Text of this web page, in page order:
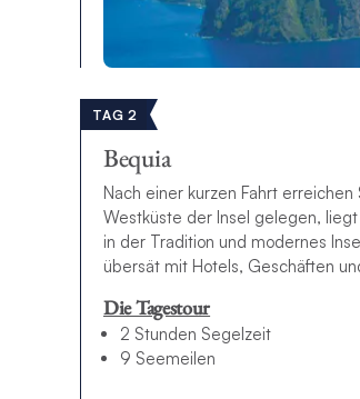
TAG 2
Bequia
Nach einer kurzen Fahrt
Westküste der Insel gelegen,
in der Tradition und modernes
übersät mit Hotels, Geschäften
Die Tagestour
2 Stunden Segelzeit
9 Seemeilen